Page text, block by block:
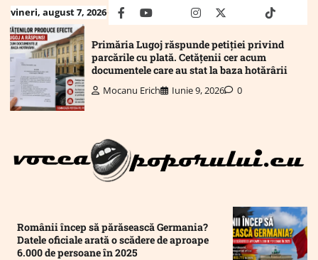
Skip
to
content
vineri, august 7, 2026 facebookyoutubeMailinstagram
twitter truthtiktok
Primăria Lugoj răspunde petiției privind
parcările cu plată. Cetățenii cer acum
documentele care au stat la baza hotărârii
Mocanu Erich Iunie 9, 2026 0
Românii încep să părăsească Germania?
Datele oficiale arată o scădere de aproape
6.000 de persoane în 2025